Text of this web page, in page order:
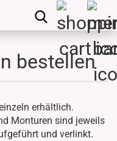
bestellen
erhältlich.
Monturen sind jeweils
und verlinkt.